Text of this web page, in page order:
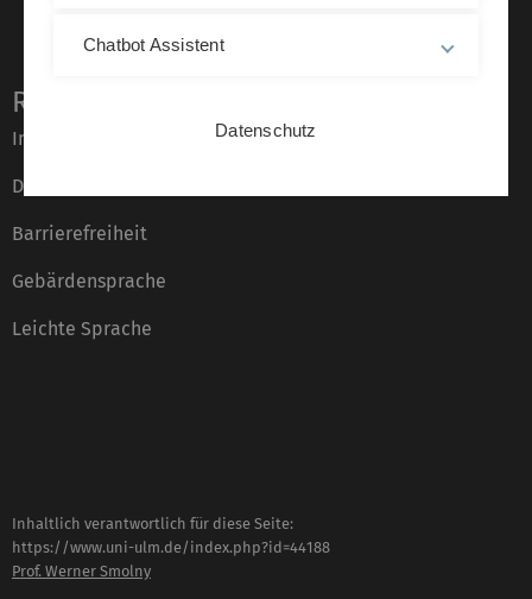
Rechtliche Hinweise
Impressum
Datenschutz
Barrierefreiheit
Gebärdensprache
Leichte Sprache
Inhaltlich verantwortlich für diese Seite:
https://www.uni-ulm.de/index.php?id=44188
Prof. Werner Smolny
Chatbot Assistent
Datenschutz